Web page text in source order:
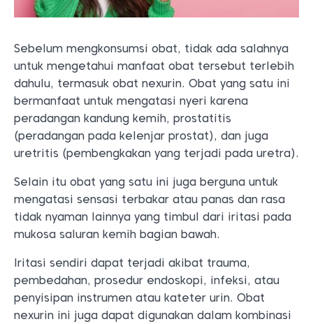
Sebelum mengkonsumsi obat, tidak ada salahnya
untuk mengetahui manfaat obat tersebut terlebih
dahulu, termasuk obat nexurin. Obat yang satu ini
bermanfaat untuk mengatasi nyeri karena
peradangan kandung kemih, prostatitis
(peradangan pada kelenjar prostat), dan juga
uretritis (pembengkakan yang terjadi pada uretra).
Selain itu obat yang satu ini juga berguna untuk
mengatasi sensasi terbakar atau panas dan rasa
tidak nyaman lainnya yang timbul dari iritasi pada
mukosa saluran kemih bagian bawah.
Iritasi sendiri dapat terjadi akibat trauma,
pembedahan, prosedur endoskopi, infeksi, atau
penyisipan instrumen atau kateter urin. Obat
nexurin ini juga dapat digunakan dalam kombinasi